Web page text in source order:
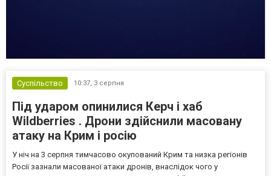
Суспільство 10:37, 3 серпня
Під ударом опинилися Керч і хаб
Wildberries . Дрони здійснили масовану
атаку на Крим і росію
У ніч на 3 серпня тимчасово окупований Крим та низка регіонів
Росії зазнали масованої атаки дронів, внаслідок чого у